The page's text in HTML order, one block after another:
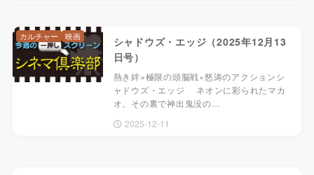
シャドウズ・エッジ（2025年12月13
日号）
熱き絆×極限の頭脳戦×怒涛のアクションシ
ャドウズ・エッジ ネオンに彩られたマカ
オ。その裏で神出鬼没の…
2025-12-11
カルチャー 映画